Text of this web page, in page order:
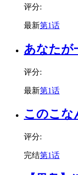
评分:
最新第1话
あなたが
评分:
最新第1话
このこな
评分:
完结第1话